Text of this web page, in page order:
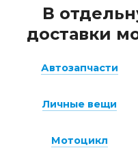
В
доставки
Автозапчасти
Личные вещи
Мотоцикл